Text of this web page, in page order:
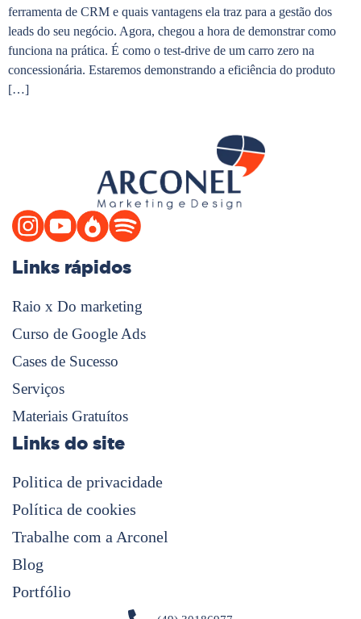
ferramenta de CRM e quais vantagens ela traz para a gestão dos
leads do seu negócio. Agora, chegou a hora de demonstrar como
funciona na prática. É como o test-drive de um carro zero na
concessionária. Estaremos demonstrando a eficiência do produto
[…]
Links rápidos
Raio x Do marketing
Curso de Google Ads
Cases de Sucesso
Serviços
Materiais Gratuítos
Links do site
Politica de privacidade
Política de cookies
Trabalhe com a Arconel
Blog
Portfólio